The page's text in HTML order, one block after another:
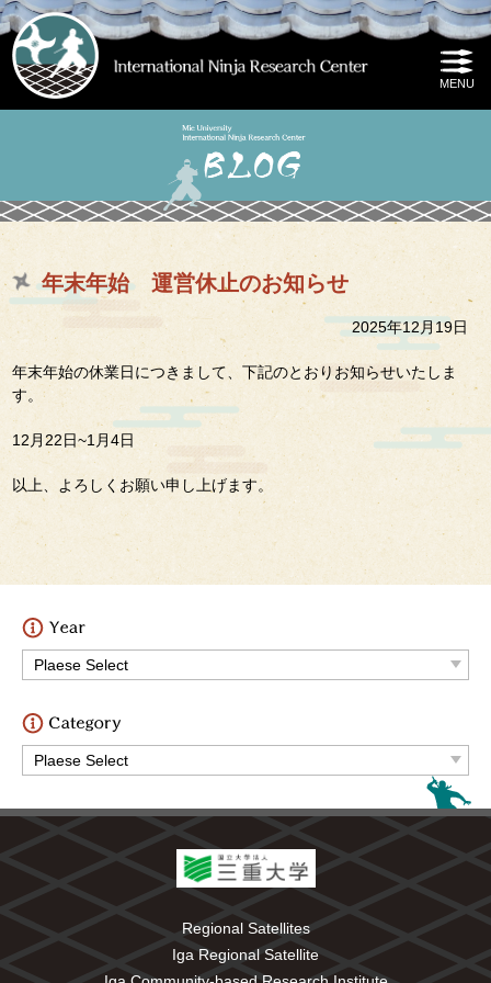
年末年始 運営休止のお知らせ
2025年12月19日
年末年始の休業日につきまして、下記のとおりお知らせいたしま
す。
12月22日~1月4日
以上、よろしくお願い申し上げます。
Regional Satellites
Iga Regional Satellite